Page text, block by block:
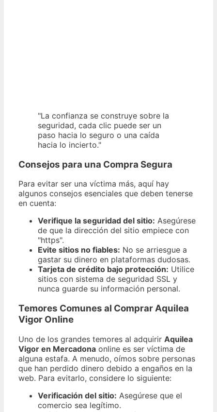
"La confianza se construye sobre la
seguridad, cada clic puede ser un
paso hacia lo seguro o una caída
hacia lo incierto."
Consejos para una Compra Segura
Para evitar ser una víctima más, aquí hay
algunos consejos esenciales que deben tenerse
en cuenta:
Verifique la seguridad del sitio: Asegúrese
de que la dirección del sitio empiece con
"https".
Evite sitios no fiables: No se arriesgue a
gastar su dinero en plataformas dudosas.
Tarjeta de crédito bajo protección: Utilice
sitios con sistema de seguridad SSL y
nunca guarde su información personal.
Temores Comunes al Comprar Aquilea
Vigor Online
Uno de los grandes temores al adquirir Aquilea
Vigor en Mercadona online es ser víctima de
alguna estafa. A menudo, oímos sobre personas
que han perdido dinero debido a engaños en la
web. Para evitarlo, considere lo siguiente:
Verificación del sitio: Asegúrese que el
comercio sea legítimo.